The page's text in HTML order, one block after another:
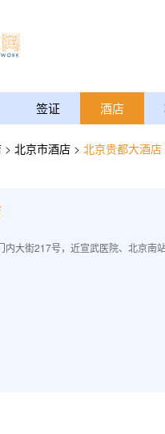
签证 酒店
> 北京市酒店 > 北京贵都大酒店
内大街217号，近宣武医院、北京南